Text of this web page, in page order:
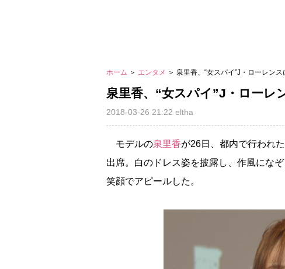
ホーム ＞ エンタメ ＞ 泉里香、“女スパイ”J・ローレン
泉里香、“女スパイ”J・ローレ
2018-03-26 21:22 eltha
モデルの泉里香が26日、都内で行われ
出席。白のドレス姿を披露し、作風にな
笑顔でアピールした。